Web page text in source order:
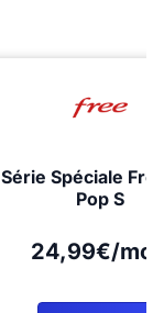
Série Spéciale
Pop S
24,99€/